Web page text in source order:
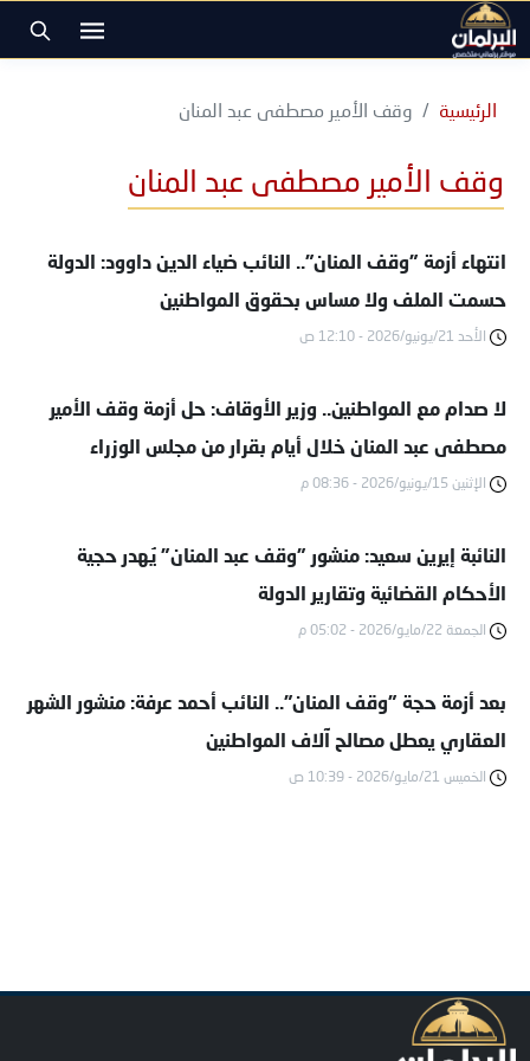
الرئيسية وقف الأمير مصطفى عبد المنان
وقف الأمير مصطفى عبد المنان
انتهاء أزمة "وقف المنان".. النائب ضياء الدين داوود: الدولة
حسمت الملف ولا مساس بحقوق المواطنين
الأحد 21/يونيو/2026 - 12:10 ص
لا صدام مع المواطنين.. وزير الأوقاف: حل أزمة وقف الأمير
مصطفى عبد المنان خلال أيام بقرار من مجلس الوزراء
الإثنين 15/يونيو/2026 - 08:36 م
النائبة إيرين سعيد: منشور "وقف عبد المنان" يُهدر حجية
الأحكام القضائية وتقارير الدولة
الجمعة 22/مايو/2026 - 05:02 م
بعد أزمة حجة "وقف المنان".. النائب أحمد عرفة: منشور الشهر
العقاري يعطل مصالح آلاف المواطنين
الخميس 21/مايو/2026 - 10:39 ص